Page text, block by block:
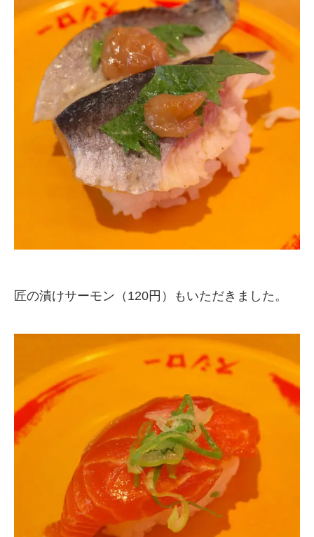
匠の漬けサーモン（120円）もいただきました。